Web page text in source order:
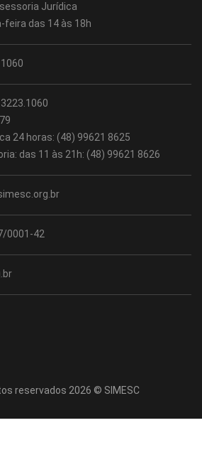
Jurídica
feira das 14 às 18h
24 horas: (48) 99621 8625
das 11 às 21h: (48) 99621 8626
0001-42
reservados 2026 © SIMESC